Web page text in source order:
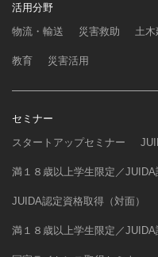
活用分野
物流・輸送
災害救助 土木
教育 災害活用
セミナー
スタートアップセミナー
満１８歳以上学生限定／JUIDA
JUIDA認定資格取得（対面）
満１８歳以上学生限定／JUIDA